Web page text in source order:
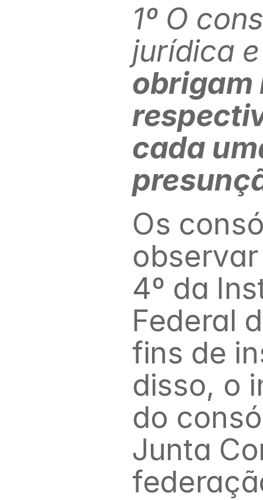
1º O
jurídica
obrigam
cada
Os
4º da
Federal
fins de
disso, o
do
Junta